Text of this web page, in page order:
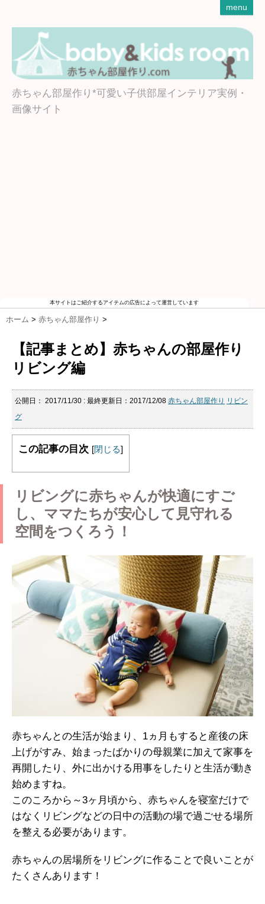
menu
赤ちゃん部屋作り*可愛い子供部屋インテリア実例・
画像サイト
本サイトはご紹介するアイテムの広告によって運営しています
ホーム > 赤ちゃん部屋作り >
【記事まとめ】赤ちゃんの部屋作り
リビング編
公開日： 2017/11/30 : 最終更新日：2017/12/08 赤ちゃん部屋作り リビン
グ
この記事の目次 [閉じる]
リビングに赤ちゃんが快適にすご
し、ママたちが安心して見守れる
空間をつくろう！
赤ちゃんとの生活が始まり、1ヵ月もすると産後の床
上げがすみ、始まったばかりの母親業に加えて家事を
再開したり、外に出かける用事をしたりと生活が動き
始めますね。
このころから～3ヶ月頃から、赤ちゃんを寝室だけで
はなくリビングなどの日中の活動の場で過ごせる場所
を整える必要があります。
赤ちゃんの居場所をリビングに作ることで良いことが
たくさんあります！